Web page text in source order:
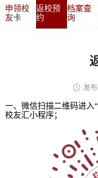
申领校
友卡
返校预
约
档案查
询
发
一、微信扫描二维码进入
校友汇小程序；